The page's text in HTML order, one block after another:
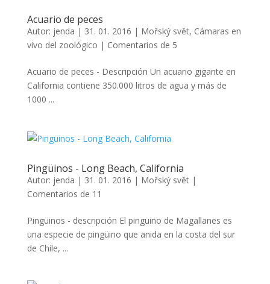
Acuario de peces
Autor: jenda | 31. 01. 2016 | Mořský svět, Cámaras en
vivo del zoológico | Comentarios de 5
Acuario de peces - Descripción Un acuario gigante en
California contiene 350.000 litros de agua y más de
1000 ...
Pingüinos - Long Beach, California
Autor: jenda | 31. 01. 2016 | Mořský svět|
Comentarios de 11
Pingüinos - descripción El pingüino de Magallanes es
una especie de pingüino que anida en la costa del sur
de Chile, ...